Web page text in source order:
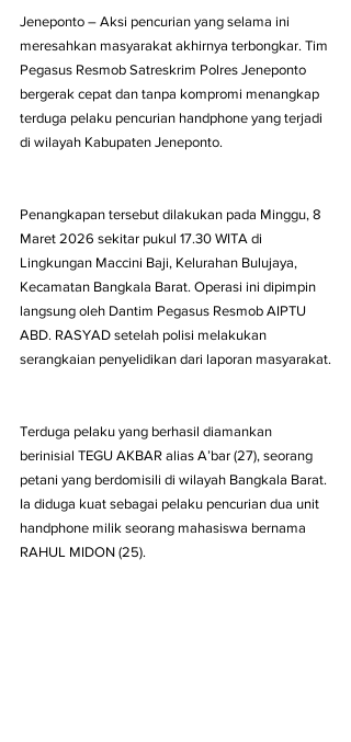
Jeneponto – Aksi pencurian yang selama ini
meresahkan masyarakat akhirnya terbongkar. Tim
Pegasus Resmob Satreskrim Polres Jeneponto
bergerak cepat dan tanpa kompromi menangkap
terduga pelaku pencurian handphone yang terjadi
di wilayah Kabupaten Jeneponto.
Penangkapan tersebut dilakukan pada Minggu, 8
Maret 2026 sekitar pukul 17.30 WITA di
Lingkungan Maccini Baji, Kelurahan Bulujaya,
Kecamatan Bangkala Barat. Operasi ini dipimpin
langsung oleh Dantim Pegasus Resmob AIPTU
ABD. RASYAD setelah polisi melakukan
serangkaian penyelidikan dari laporan masyarakat.
Terduga pelaku yang berhasil diamankan
berinisial TEGU AKBAR alias A’bar (27), seorang
petani yang berdomisili di wilayah Bangkala Barat.
Ia diduga kuat sebagai pelaku pencurian dua unit
handphone milik seorang mahasiswa bernama
RAHUL MIDON (25).